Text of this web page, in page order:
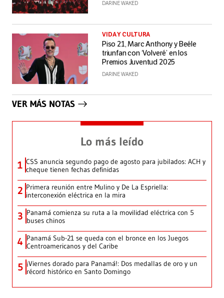
DARINE WAKED
VIDA Y CULTURA
Piso 21, Marc Anthony y Beéle
triunfan con ‘Volveré’ en los
Premios Juventud 2025
DARINE WAKED
VER MÁS NOTAS
Lo más leído
1 CSS anuncia segundo pago de agosto para jubilados: ACH y
cheque tienen fechas definidas
2 Primera reunión entre Mulino y De La Espriella:
interconexión eléctrica en la mira
3 Panamá comienza su ruta a la movilidad eléctrica con 5
buses chinos
4 Panamá Sub-21 se queda con el bronce en los Juegos
Centroamericanos y del Caribe
5 ¡Viernes dorado para Panamá!: Dos medallas de oro y un
récord histórico en Santo Domingo